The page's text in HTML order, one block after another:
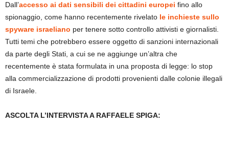
Dall’accesso ai dati sensibili dei cittadini europei fino allo
spionaggio, come hanno recentemente rivelato le inchieste sullo
spyware israeliano per tenere sotto controllo attivisti e giornalisti.
Tutti temi che potrebbero essere oggetto di sanzioni internazionali
da parte degli Stati, a cui se ne aggiunge un’altra che
recentemente è stata formulata in una proposta di legge: lo stop
alla commercializzazione di prodotti provenienti dalle colonie illegali
di Israele.
ASCOLTA L’INTERVISTA A RAFFAELE SPIGA: